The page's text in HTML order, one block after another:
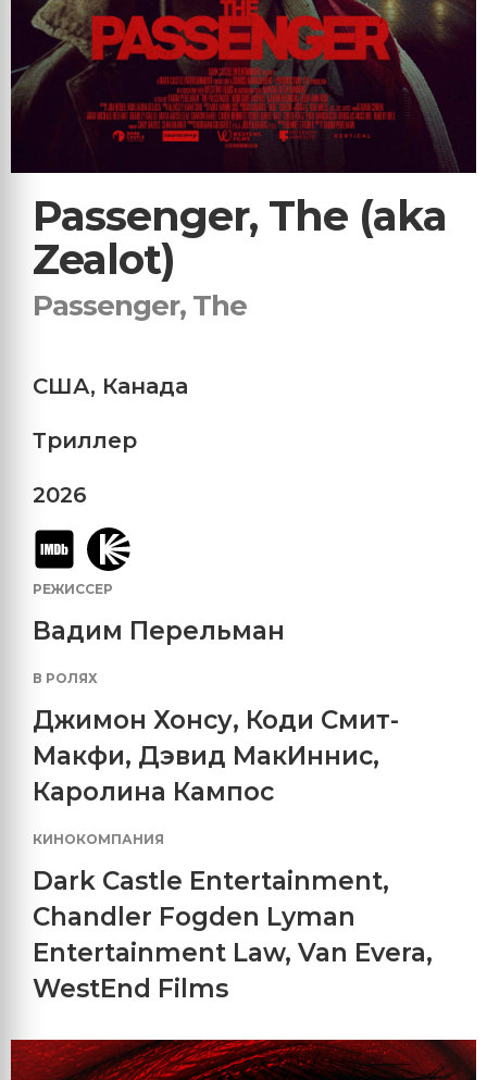
Passenger, The (aka
Zealot)
Passenger, The
США, Канада
Триллер
2026
РЕЖИССЕР
Вадим Перельман
В РОЛЯХ
Джимон Хонсу, Коди Смит-
Макфи, Дэвид МакИннис,
Каролина Кампос
КИНОКОМПАНИЯ
Dark Castle Entertainment,
Chandler Fogden Lyman
Entertainment Law, Van Evera,
WestEnd Films